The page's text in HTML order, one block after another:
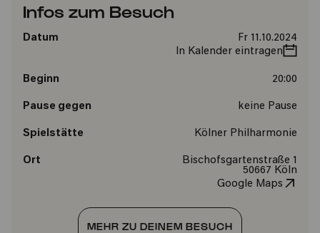
Infos zum Besuch
Datum
Fr 11.10.2024
In Kalender eintragen
Beginn 20:00
Pause gegen keine Pause
Spielstätte Kölner Philharmonie
Ort
Bischofsgartenstraße 1
50667 Köln
Google Maps
MEHR ZU DEINEM BESUCH